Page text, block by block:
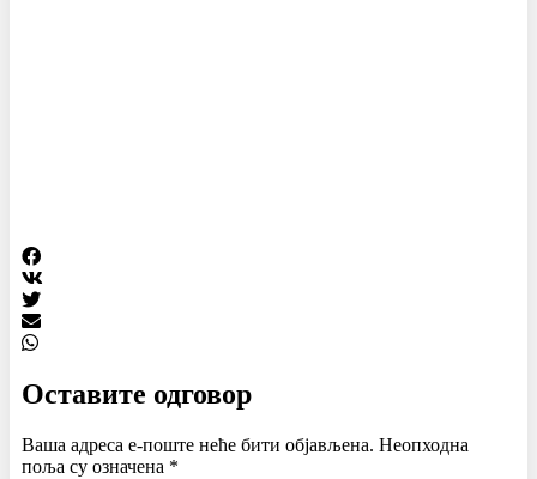
Оставите одговор
Ваша адреса е-поште неће бити објављена. Неопходна
поља су означена *